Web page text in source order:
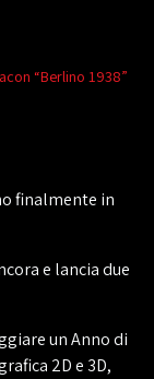
“Berlino 1938”
finalmente in
e lancia due
un Anno di
2D e 3D,